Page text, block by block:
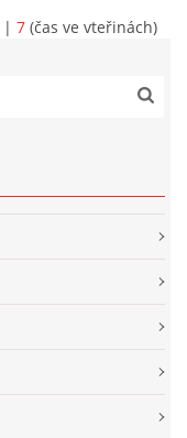
| 7 (čas ve vteřinách)